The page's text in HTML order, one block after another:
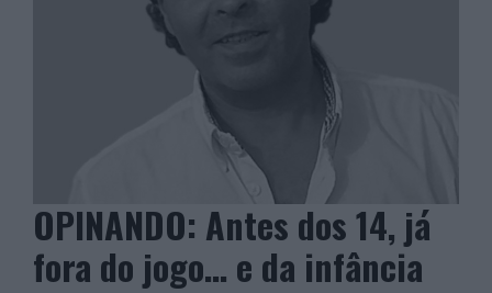
OPINANDO: Antes dos 14, já
fora do jogo… e da infância